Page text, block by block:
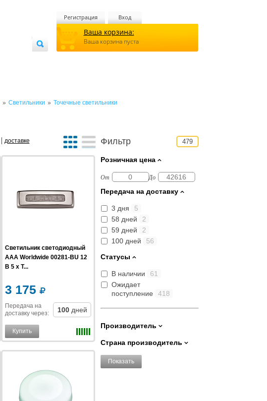
Регистрация Вход
Ваша корзина:
Ваша корзина пуста
» Светильники » Точечные светильники
Фильтр 479
Розничная цена
От До
Передача на доставку
3 дня
5
58 дней
2
59 дней
2
100 дней
56
Статусы
В наличии
61
Ожидает
поступление
418
Производитель
Страна производитель
Показать
доставке
Светильник светодиодный
AAA Worldwide 00281-BU 12
В 5 x T...
3 175
Передача на
доставку через: 100 дней
Купить